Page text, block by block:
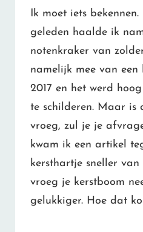
Ik moet iets
geleden haalde ik
notenkraker van
namelijk mee van een
2017 en het werd
te schilderen. Maar is
vroeg, zul je je
kwam ik een artikel
kersthartje sneller
vroeg je kerstboom
gelukkiger. Hoe dat